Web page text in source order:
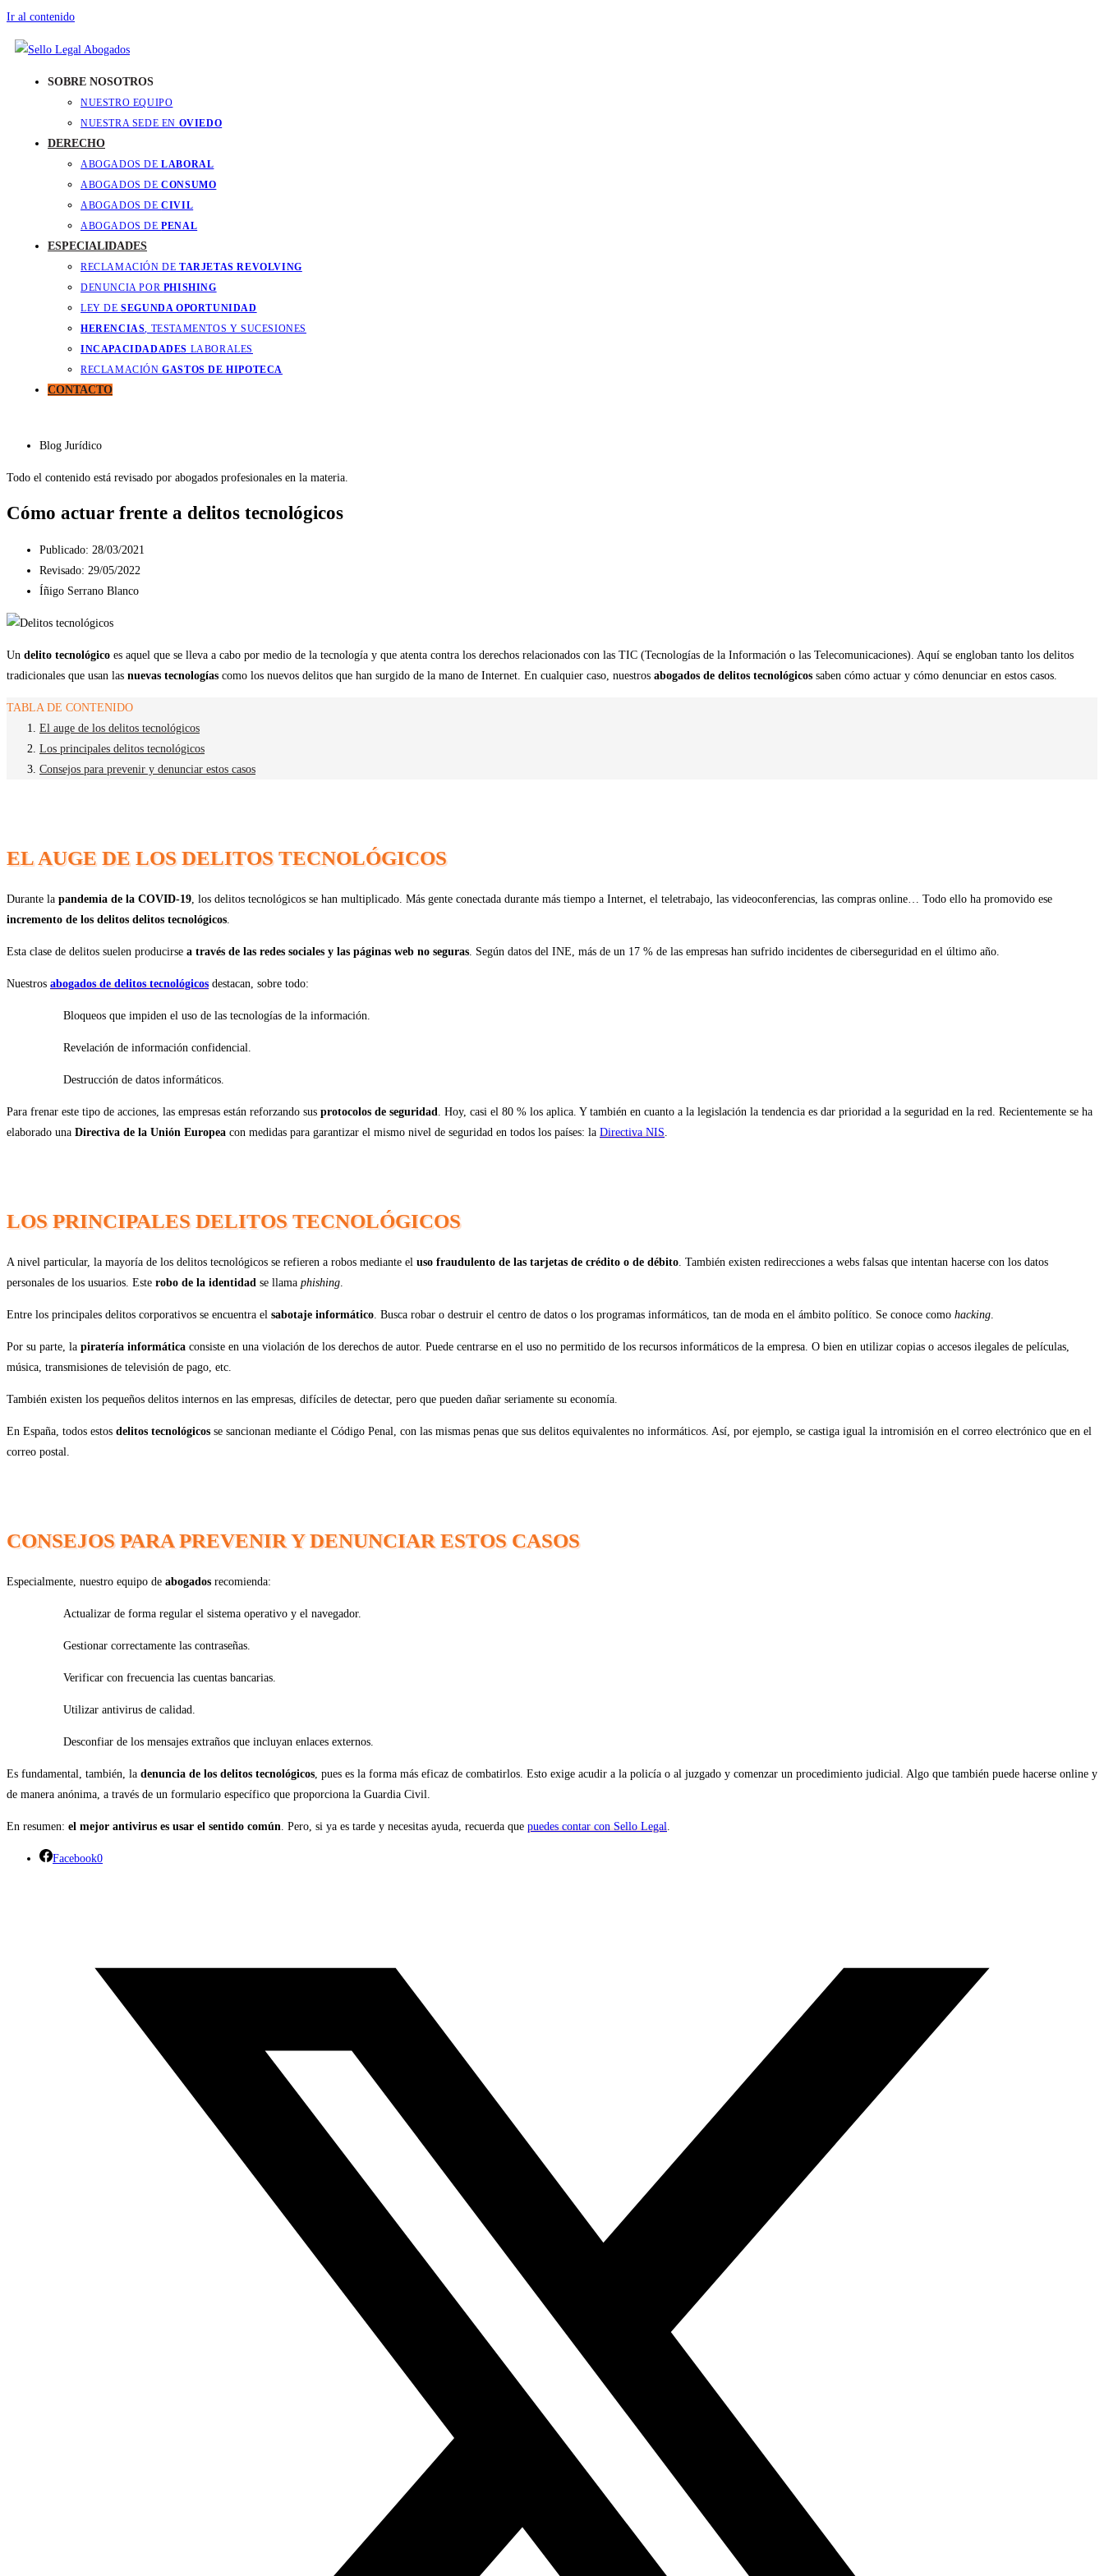
Ir al contenido
SOBRE NOSOTROS
NUESTRO EQUIPO
NUESTRA SEDE EN OVIEDO
DERECHO
ABOGADOS DELABORAL
ABOGADOS DECONSUMO
ABOGADOS DECIVIL
ABOGADOS DEPENAL
ESPECIALIDADES
RECLAMACIÓN DE TARJETAS REVOLVING
DENUNCIA POR PHISHING
LEY DESEGUNDA OPORTUNIDAD
HERENCIAS, TESTAMENTOS Y SUCESIONES
INCAPACIDADADES LABORALES
RECLAMACIÓNGASTOS DE HIPOTECA
CONTACTO
Blog Jurídico
Todo el contenido está revisado por abogados profesionales en la materia.
Cómo actuar frente a delitos tecnológicos
Publicado: 28/03/2021
Revisado: 29/05/2022
Íñigo Serrano Blanco
Un delito tecnológico es aquel que se lleva a cabo por medio de la tecnología y que atenta contra los derechos relacionados con las TIC (Tecnologías de la Información o las Telecomunicaciones). Aquí se engloban tanto los delitos
tradicionales que usan las nuevas tecnologías como los nuevos delitos que han surgido de la mano de Internet. En cualquier caso, nuestros abogados de delitos tecnológicos saben cómo actuar y cómo denunciar en estos casos.
TABLA DE CONTENIDO
El auge de los delitos tecnológicos
Los principales delitos tecnológicos
Consejos para prevenir y denunciar estos casos
EL AUGE DE LOS DELITOS TECNOLÓGICOS
Durante la pandemia de la COVID-19 , los delitos tecnológicos se han multiplicado. Más gente conectada durante más tiempo a Internet, el teletrabajo, las videoconferencias, las compras online… Todo ello ha promovido ese
incremento de los delitos delitos tecnológicos
Esta clase de delitos suelen producirse a través de las redes sociales y las páginas web no seguras . Según datos del INE, más de un 17 % de las empresas han sufrido incidentes de ciberseguridad en el último año.
Nuestros abogados de delitos tecnológicos destacan, sobre todo:
Bloqueos que impiden el uso de las tecnologías de la información.
Revelación de información confidencial.
Destrucción de datos informáticos.
Para frenar este tipo de acciones, las empresas están reforzando sus protocolos de seguridad . Hoy, casi el 80 % los aplica. Y también en cuanto a la legislación la tendencia es dar prioridad a la seguridad en la red. Recientemente se ha
elaborado una Directiva de la Unión Europea con medidas para garantizar el mismo nivel de seguridad en todos los países: la Directiva NIS
LOS PRINCIPALES DELITOS TECNOLÓGICOS
A nivel particular, la mayoría de los delitos tecnológicos se refieren a robos mediante el uso fraudulento de las tarjetas de crédito o de débito . También existen redirecciones a webs falsas que intentan hacerse con los datos
personales de los usuarios. Este robo de la identidad se llama phishing
Entre los principales delitos corporativos se encuentra el sabotaje informático . Busca robar o destruir el centro de datos o los programas informáticos, tan de moda en el ámbito político. Se conoce como hacking
Por su parte, la piratería informática consiste en una violación de los derechos de autor. Puede centrarse en el uso no permitido de los recursos informáticos de la empresa. O bien en utilizar copias o accesos ilegales de películas,
música, transmisiones de televisión de pago, etc.
También existen los pequeños delitos internos en las empresas, difíciles de detectar, pero que pueden dañar seriamente su economía.
En España, todos estos delitos tecnológicos se sancionan mediante el Código Penal, con las mismas penas que sus delitos equivalentes no informáticos. Así, por ejemplo, se castiga igual la intromisión en el correo electrónico que en el
correo postal.
CONSEJOS PARA PREVENIR Y DENUNCIAR ESTOS CASOS
Especialmente, nuestro equipo de abogados recomienda:
Actualizar de forma regular el sistema operativo y el navegador.
Gestionar correctamente las contraseñas.
Verificar con frecuencia las cuentas bancarias.
Utilizar antivirus de calidad.
Desconfiar de los mensajes extraños que incluyan enlaces externos.
Es fundamental, también, la denuncia de los delitos tecnológicos , pues es la forma más eficaz de combatirlos. Esto exige acudir a la policía o al juzgado y comenzar un procedimiento judicial. Algo que también puede hacerse online y
de manera anónima, a través de un formulario específico que proporciona la Guardia Civil.
En resumen: el mejor antivirus es usar el sentido común . Pero, si ya es tarde y necesitas ayuda, recuerda que puedes contar con Sello Legal
Facebook0